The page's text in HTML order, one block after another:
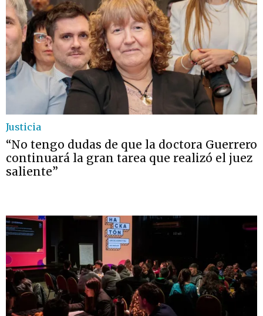
Justicia
“No tengo dudas de que la doctora Guerrero
continuará la gran tarea que realizó el juez
saliente”